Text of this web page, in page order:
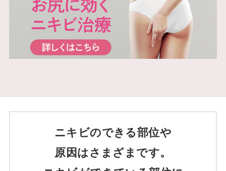
ニキビのできる部位や
原因はさまざまです。